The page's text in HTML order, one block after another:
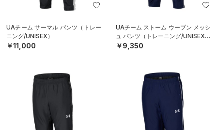
UAチーム サーマル パンツ（トレー
ニング/UNISEX）
￥11,000
UAチーム ストーム ウーブン メッシ
ュ パンツ（トレーニング/UNISEX）
￥9,350